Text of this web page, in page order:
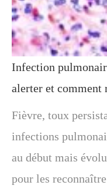
Infection
alerter et comment
Fièvre, toux
infections
au début mais
pour les